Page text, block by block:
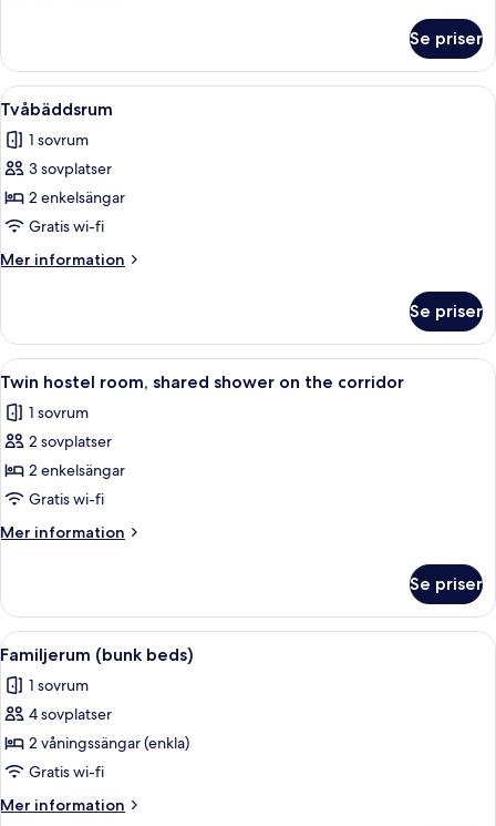
Se priser
Öppna
alla
foton
för
Tvåbäddsrum
Ett hotellrum med två sängar, ett
11
Tvåbäddsrum
1 sovrum
3 sovplatser
2 enkelsängar
Gratis wi-fi
Mer information
Mer
Se priser
Öppna
alla
foton
för
Twin
hostel
room,
shared
on
the
corridor
Ett litet trerum med en säng, ett
7
Twin hostel room, shared shower on the corridor
1 sovrum
2 sovplatser
2 enkelsängar
Gratis wi-fi
Mer information
Mer
hostel
room,
shared
shower
on
the
Se priser
Öppna
alla
foton
för
Familjerum
(bunk
beds)
Ett rum med en våningssäng, ett
7
Familjerum (bunk beds)
1 sovrum
4 sovplatser
2 våningssängar (enkla)
Gratis wi-fi
Mer information
Mer